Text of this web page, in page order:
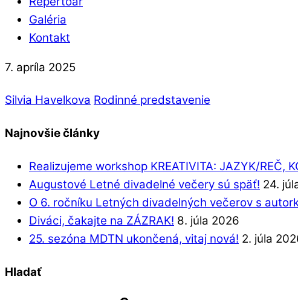
Galéria
Kontakt
7. apríla 2025
Silvia Havelkova Rodinné predstavenie
Najnovšie články
Realizujeme workshop KREATIVITA: JAZYK/REČ,
Augustové Letné divadelné večery sú späť! 24.
O 6. ročníku Letných divadelných večerov s
Diváci, čakajte na ZÁZRAK! 8. júla 2026
25. sezóna MDTN ukončená, vitaj nová! 2. júla
Hladať